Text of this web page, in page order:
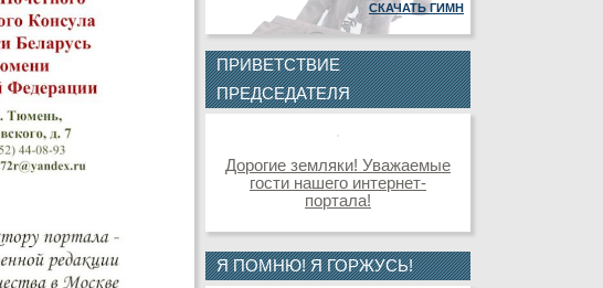
СКАЧАТЬ ГИМН
ПРИВЕТСТВИЕ
ПРЕДСЕДАТЕЛЯ
Дорогие земляки! Уважаемые
гости нашего интернет-
портала!
Я ПОМНЮ! Я ГОРЖУСЬ!